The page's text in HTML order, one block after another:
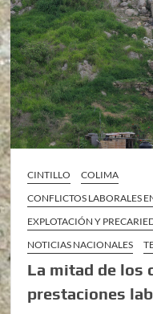
CINTILLO
COLIMA
CONFLICTOS LABORALES
EXPLOTACIÓN Y
NOTICIAS NACIONALES
La mitad de los
prestaciones